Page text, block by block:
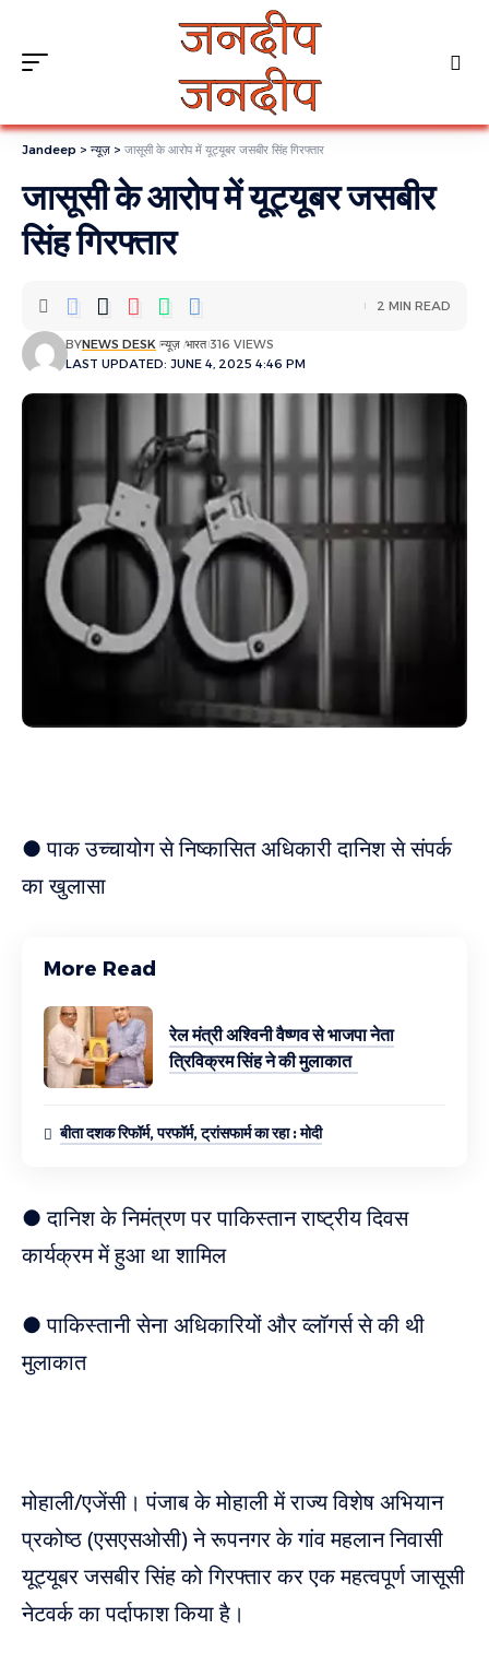
Jandeep > न्यूज़ > जासूसी के आरोप में यूट्यूबर जसबीर सिंह गिरफ्तार
जासूसी के आरोप में यूट्यूबर जसबीर
सिंह गिरफ्तार
LAST UPDATED: JUNE 4, 2025 4:46 PM
BYNEWS DESK न्यूज़ भारत 316 VIEWS
2 MIN READ
● पाक उच्चायोग से निष्कासित अधिकारी दानिश से संपर्क
का खुलासा
More Read
रेल मंत्री अश्विनी वैष्णव से भाजपा नेता
त्रिविक्रम सिंह ने की मुलाकात
बीता दशक रिफॉर्म, परफॉर्म, ट्रांसफार्म का रहा : मोदी
● दानिश के निमंत्रण पर पाकिस्तान राष्ट्रीय दिवस
कार्यक्रम में हुआ था शामिल
● पाकिस्तानी सेना अधिकारियों और व्लॉगर्स से की थी
मुलाकात
मोहाली/एजेंसी। पंजाब के मोहाली में राज्य विशेष अभियान
प्रकोष्ठ (एसएसओसी) ने रूपनगर के गांव महलान निवासी
यूट्यूबर जसबीर सिंह को गिरफ्तार कर एक महत्वपूर्ण जासूसी
नेटवर्क का पर्दाफाश किया है।